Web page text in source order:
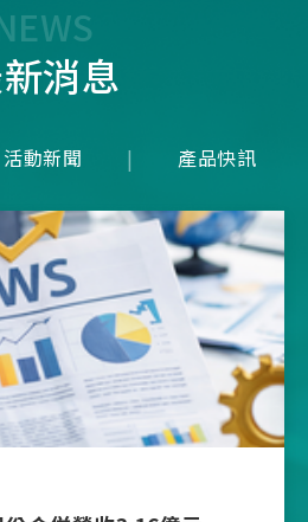
消息
活動新聞 | 產品快訊